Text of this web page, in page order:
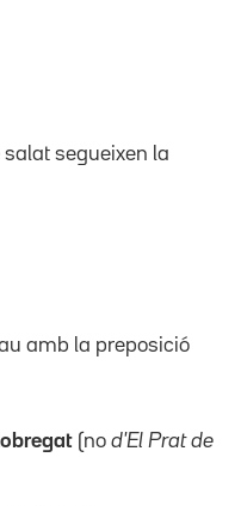
salat segueixen la
amb la preposició
(no d'El Prat de